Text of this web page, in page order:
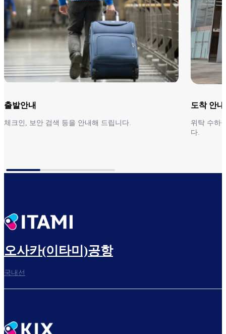
출발안내
체크인, 보안 검색 등을 안내해 드립니다.
도착 안내
위탁 수하
다.
오사카(이타미)공항
국내선